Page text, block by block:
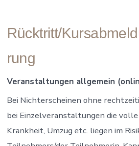
Rücktritt/
rung
Veranstaltungen allgemein
Bei Nichterscheinen ohne
bei Einzelveranstaltungen die
Krankheit, Umzug etc. liegen im